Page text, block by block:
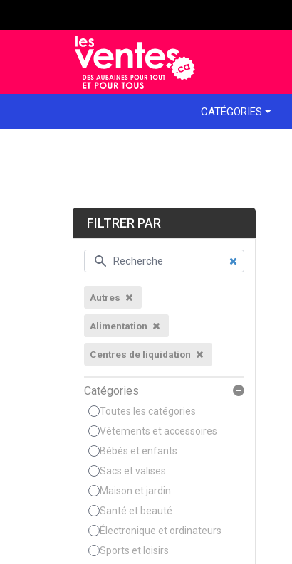
CATÉGORIES
FILTRER PAR
Autres
Alimentation
Centres de liquidation
Catégories
Toutes les catégories
Vêtements et accessoires
Bébés et enfants
Sacs et valises
Maison et jardin
Santé et beauté
Électronique et ordinateurs
Sports et loisirs